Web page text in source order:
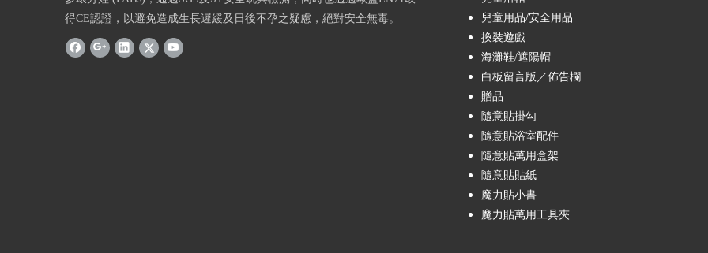
得CE認證，以避免造成生長遲緩及日後不孕之疑慮，絕對安全無毒。
兒童用品/安全用品
換裝遊戲
海灘鞋/遮陽帽
白板留言版／佈告欄
贈品
隨意貼掛勾
隨意貼浴室配件
隨意貼萬用盒架
隨意貼貼紙
魔力貼小書
魔力貼萬用工具夾